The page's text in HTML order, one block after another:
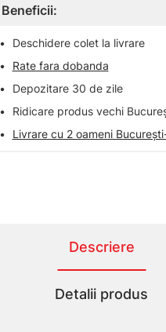
Beneficii:
•
Deschidere colet la livrare
•
Rate fara dobanda
•
Depozitare 30 de zile
•
Ridicare produs vechi
•
Livrare cu 2 oameni
Descriere
Detalii produs